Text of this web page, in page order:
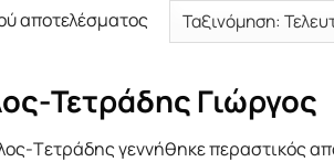
αποτελέσματος
Τετράδης Γιώργος
Tετράδης γεννήθηκε περαστικός